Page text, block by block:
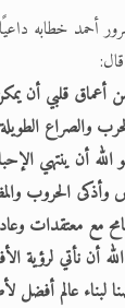
أحمد خطابه
قلبي أن
والصراع الطويلة
الله أن ينتهي
الحروب
مع معتقدات
أن نأتي لرؤية
عالم أفضل